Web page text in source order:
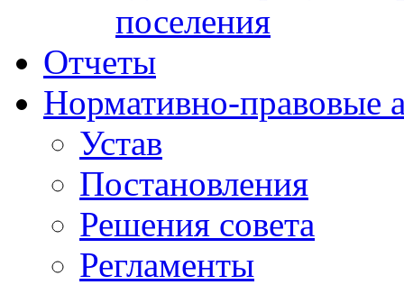
поселения
Отчеты
Нормативно-правовые
Устав
Постановления
Решения совета
Регламенты